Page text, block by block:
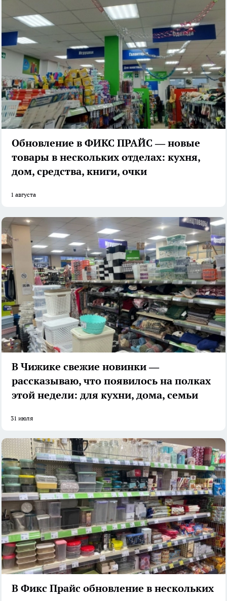
Обновление в ФИКС ПРАЙС — новые
товары в нескольких отделах: кухня,
дом, средства, книги, очки
1 августа
В Чижике свежие новинки —
рассказываю, что появилось на полках
этой недели: для кухни, дома, семьи
31 июля
В Фикс Прайс обновление в нескольких